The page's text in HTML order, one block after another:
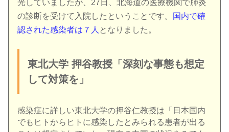
光していましたが、27日、北海道の医療機関で肺炎
の診断を受けて入院したということです。
国内で確
認された感染者は７人 となりました。
東北大学 押谷教授「深刻な事態も想定
して対策を」
感染症に詳しい東北大学の押谷仁教授は「日本国内
でもヒトからヒトに感染したとみられる患者が出る